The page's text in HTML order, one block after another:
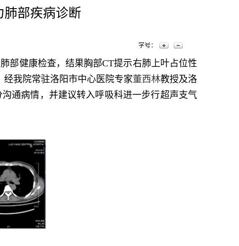
肺部疾病诊断
字号：
部健康检查，结果胸部CT提示右肺上叶占位性
我院常驻洛阳市中心医院专家董西林教授及洛
通病情，并建议转入呼吸科进一步行超声支气